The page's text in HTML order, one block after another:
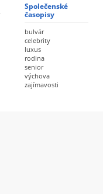
Společenské
časopisy
bulvár
celebrity
luxus
rodina
senior
výchova
zajímavosti